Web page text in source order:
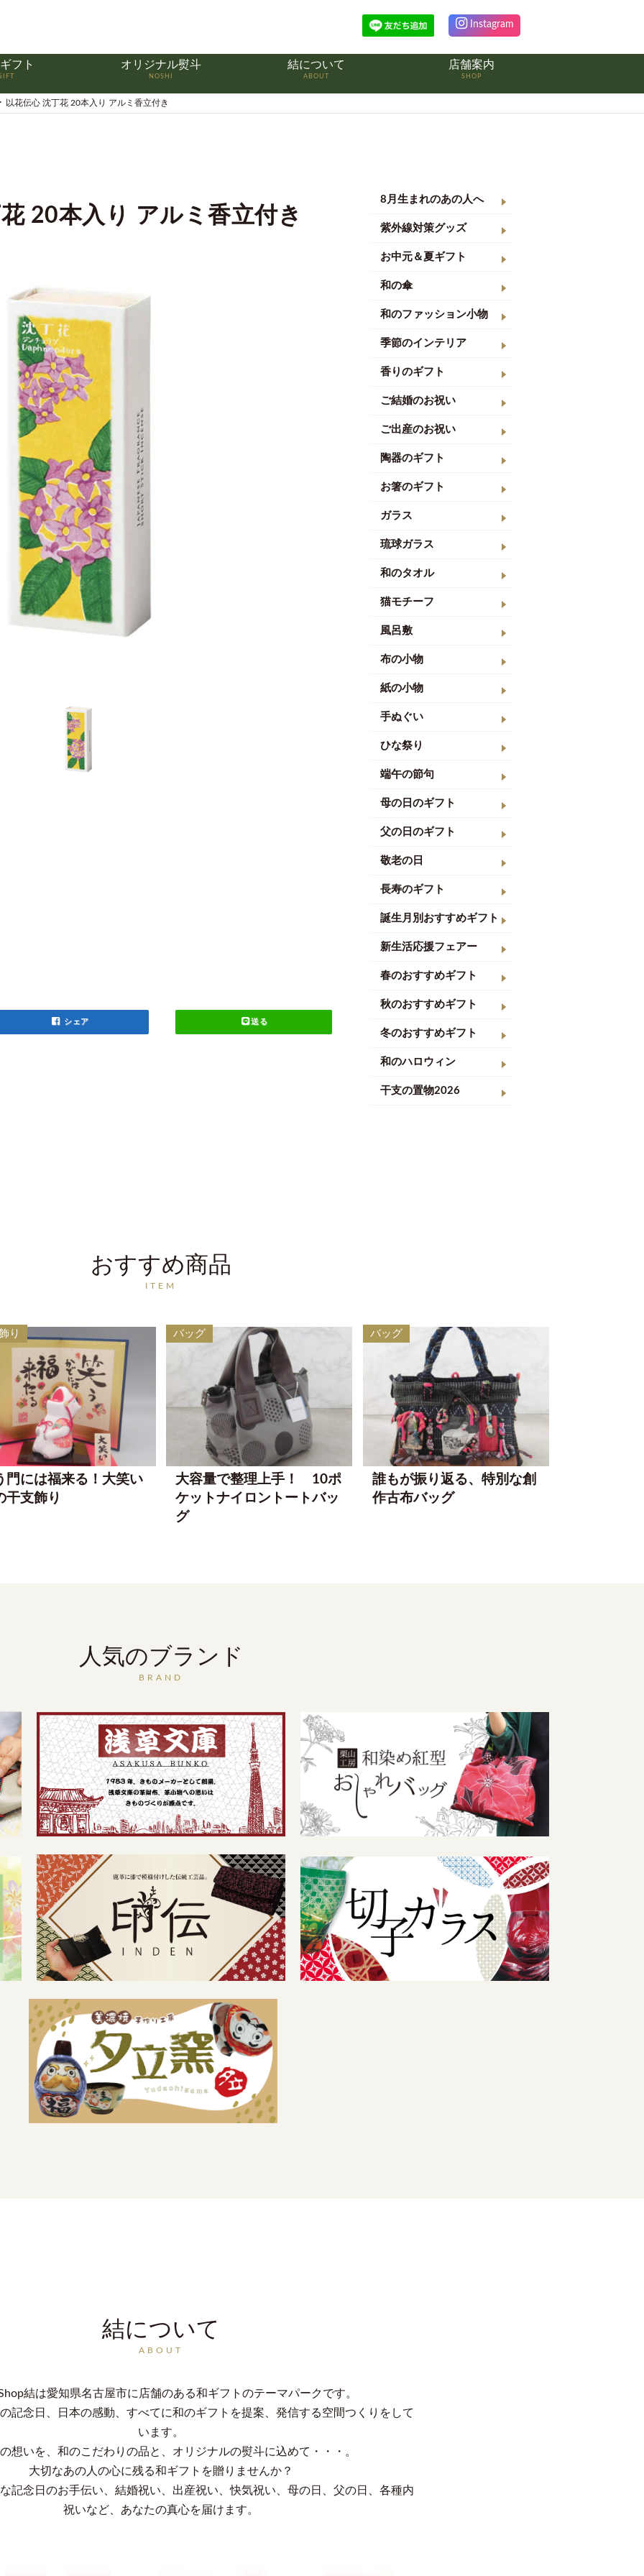
Instagram
フト オリジナル熨斗
NOSHI
結について
ABOUT
店舗案内
SHOP
以花伝心 沈丁花 20本入り アルミ香立付き
20本入り アルミ香立付き
シェア 送る
8月生まれのあの人へ
紫外線対策グッズ
お中元＆夏ギフト
和の傘
和のファッション小物
季節のインテリア
香りのギフト
ご結婚のお祝い
ご出産のお祝い
陶器のギフト
お箸のギフト
ガラス
琉球ガラス
和のタオル
猫モチーフ
風呂敷
布の小物
紙の小物
手ぬぐい
ひな祭り
端午の節句
母の日のギフト
父の日のギフト
敬老の日
長寿のギフト
誕生月別おすすめギフト
新生活応援フェアー
春のおすすめギフト
秋のおすすめギフト
冬のおすすめギフト
和のハロウィン
干支の置物2026
おすすめ商品
ITEM
り
門には福来る！大笑い
干支飾り
バッグ
大容量で整理上手！ 10ポ
ケットナイロントートバッ
グ
バッグ
誰もが振り返る、特別な創
作古布バッグ
人気のブランド
BRAND
結について
ABOUT
結は愛知県名古屋市に店舗のある和ギフトのテーマパークです。
記念日、日本の感動、すべてに和のギフトを提案、発信する空間つくりをして
います。
想いを、和のこだわりの品と、オリジナルの熨斗に込めて・・・。
大切なあの人の心に残る和ギフトを贈りませんか？
記念日のお手伝い、結婚祝い、出産祝い、快気祝い、母の日、父の日、各種内
祝いなど、あなたの真心を届けます。